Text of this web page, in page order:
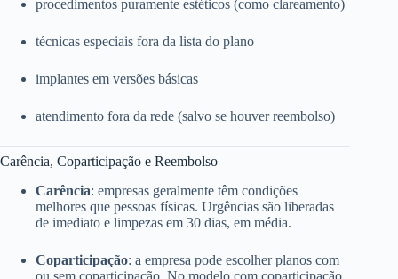
procedimentos puramente estéticos (como clareamento)
técnicas especiais fora da lista do plano
implantes em versões básicas
atendimento fora da rede (salvo se houver reembolso)
Carência, Coparticipação e Reembolso
Carência: empresas geralmente têm condições
melhores que pessoas físicas. Urgências são liberadas
de imediato e limpezas em 30 dias, em média.
Coparticipação: a empresa pode escolher planos com
ou sem coparticipação. No modelo com coparticipação,